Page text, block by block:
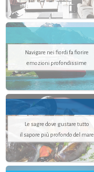
Navigare nei fiordi fa fiorire
emozioni profondissime
Le sagre dove gustare tutto
il sapore più profondo del mare